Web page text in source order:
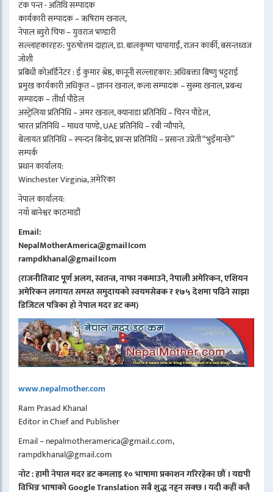
टंक पन्त - अतिथि सम्पादक
कार्यकारी सम्पादक – ऋषिराम खनाल,
नेपाल ब्युरो चिफ – युवराज भण्डारी
सल्लाहकारहरु: पुरुषोत्तम दाहाल, डा. बालकृष्ण चापागाईं, राजन कार्की, बसन्तध्वज
जोशी
प्रबिधी कोअर्डिनेटर : ई कुमार श्रेष्ठ, कानूनी सल्लाहकार: अधिबक्ता बिष्णु भट्टराई
प्रमुख कार्यकारी अधिकृत – ज्ञानन खनाल, कला सम्पादक – सुस्मा खनाल, प्रबन्ध
सम्पादक – तीर्था पौडेल
अस्ट्रेलिया प्रतिनिधि – अमर खनाल, क्यानाडा प्रतिनिधि – चिरन पौडेल,
भारत प्रतिनिधि – माधव पाण्डे, UAE प्रतिनिधि – रबी न्यौपाने,
बेलायत प्रतिनिधि – स्पन्दन बिनोद, फ्रान्स प्रतिनिधि – प्रसान्त उप्रेती “भुइँमान्छे”
सम्पर्क
प्रधान कार्यालय:
Winchester Virginia, अमेरिका
नेपाल कार्यालय:
नयाँ बानेश्वर काठमाडौं
Email:
NepalMotherAmerica@gmail।com
rampdkhanal@gmail।com
(राजनीतिबाट पूर्ण अलग, स्वतन्त्र, नाफा नकमाउने, नेपाली अमेरिकन, एशियन
अमेरिकन लगायत समस्त समुदायको स्वयमसेबक र १७५ देशमा पढिने साझा
डिजिटल पत्रिका हो नेपाल मदर डट कम)
www.nepalmother.com
Ram Prasad Khanal
Editor in Chief and Publisher
Email – nepalmotheramerica@gmail.c.com,
rampdkhanal@gmail.com
नोट : हामी नेपाल मदर डट कमलाइ १० भाषामा प्रकाशन गरिरहेका छौं । यद्यपी
विभिन्न भाषाको Google Translation सबै शुद्ध नहुन सक्छ । यदी कहीं कतै